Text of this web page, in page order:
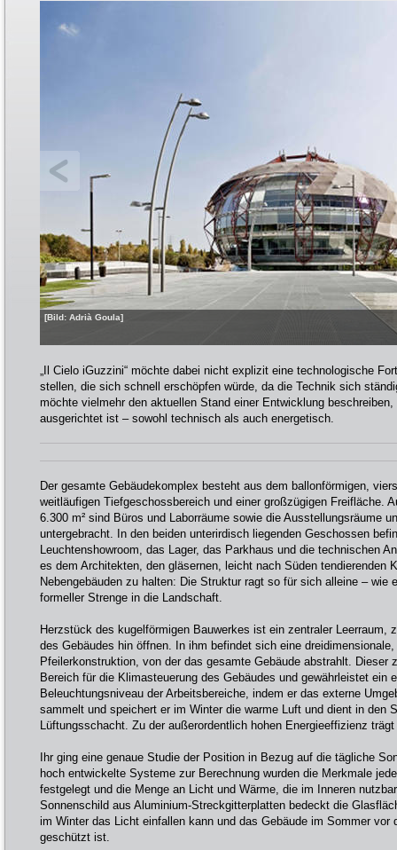
[Bild: Adrià Goula]
„Il Cielo iGuzzini“ möchte dabei nicht explizit eine technologische
stellen, die sich schnell erschöpfen würde, da die Technik sich
möchte vielmehr den aktuellen Stand einer Entwicklung
ausgerichtet ist – sowohl technisch als auch energetisch.
Der gesamte Gebäudekomplex besteht aus dem ballonförmigen,
weitläufigen Tiefgeschossbereich und einer großzügigen Freifläche.
6.300 m² sind Büros und Laborräume sowie die Ausstellungsräume
untergebracht. In den beiden unterirdisch liegenden Geschossen
Leuchtenshowroom, das Lager, das Parkhaus und die technischen
es dem Architekten, den gläsernen, leicht nach Süden tendierenden
Nebengebäuden zu halten: Die Struktur ragt so für sich alleine – wie
formeller Strenge in die Landschaft.
Herzstück des kugelförmigen Bauwerkes ist ein zentraler Leerraum,
des Gebäudes hin öffnen. In ihm befindet sich eine
Pfeilerkonstruktion, von der das gesamte Gebäude abstrahlt. Dieser
Bereich für die Klimasteuerung des Gebäudes und gewährleistet ein
Beleuchtungsniveau der Arbeitsbereiche, indem er das externe
sammelt und speichert er im Winter die warme Luft und dient in den
Lüftungsschacht. Zu der außerordentlich hohen Energieeffizienz
Ihr ging eine genaue Studie der Position in Bezug auf die tägliche
hoch entwickelte Systeme zur Berechnung wurden die Merkmale
festgelegt und die Menge an Licht und Wärme, die im Inneren
Sonnenschild aus Aluminium-Streckgitterplatten bedeckt die
im Winter das Licht einfallen kann und das Gebäude im Sommer vor
geschützt ist.